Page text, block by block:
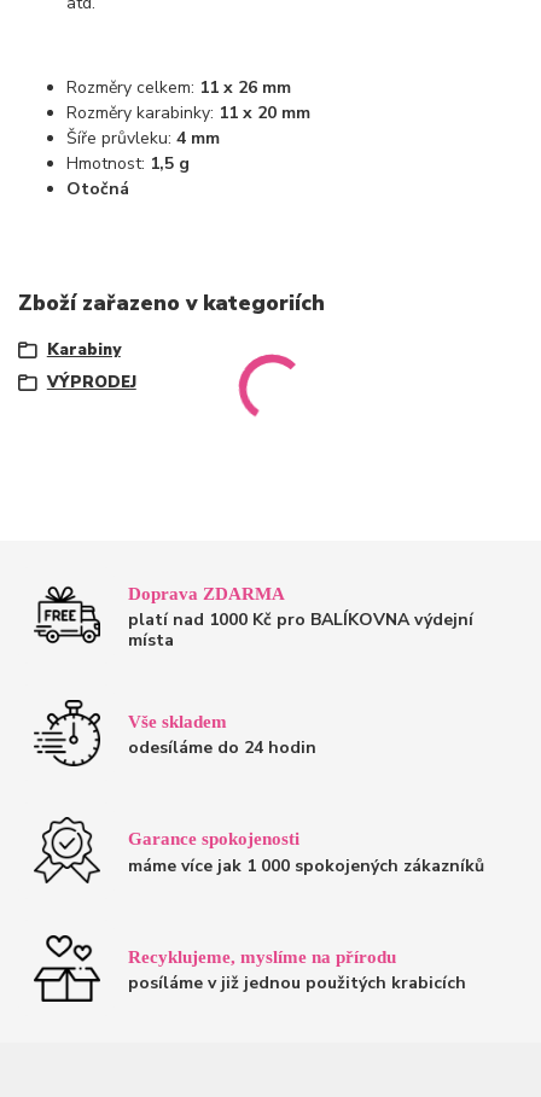
Rozměry celkem: 11 x 26 mm
Rozměry karabinky: 11 x 20 mm
Šíře průvleku: 4 mm
Hmotnost: 1,5 g
Otočná
Zboží zařazeno v kategoriích
Karabiny
VÝPRODEJ
Doprava ZDARMA
platí nad 1000 Kč pro BALÍKOVNA výdejní
místa
Vše skladem
odesíláme do 24 hodin
Garance spokojenosti
máme více jak 1 000 spokojených zákazníků
Recyklujeme, myslíme na přírodu
posíláme v již jednou použitých krabicích